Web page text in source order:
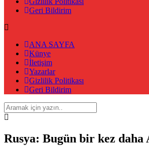
Geri Bildirim
ANA SAYFA
Künye
İletişim
Yazarlar
Gizlilik Politikası
Geri Bildirim
Rusya: Bugün bir kez daha